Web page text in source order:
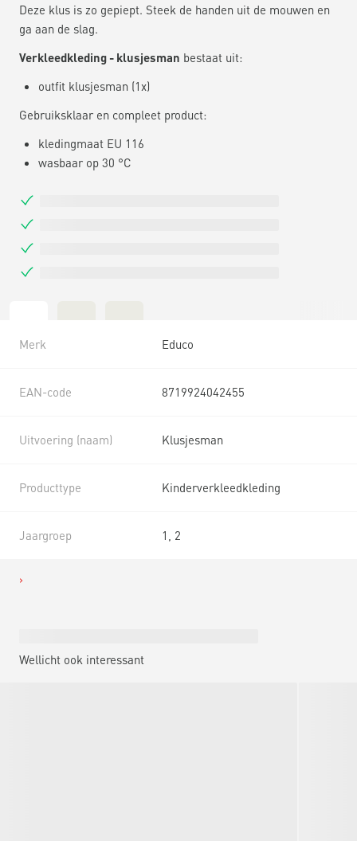
Deze klus is zo gepiept. Steek de handen uit de mouwen en
ga aan de slag.
Verkleedkleding - klusjesman bestaat uit:
outfit klusjesman (1x)
Gebruiksklaar en compleet product:
kledingmaat EU 116
wasbaar op 30 °C
Merk Educo
EAN-code 8719924042455
Uitvoering (naam) Klusjesman
Producttype Kinderverkleedkleding
Jaargroep 1, 2
Wellicht ook interessant